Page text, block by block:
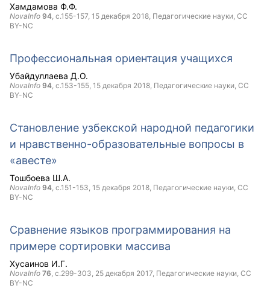
Хамдамова Ф.Ф.
NovaInfo 94, с.155-157, 15 декабря 2018, Педагогические науки, CC
BY-NC
Профессиональная ориентация учащихся
Убайдуллаева Д.О.
NovaInfo 94, с.153-155, 15 декабря 2018, Педагогические науки, CC
BY-NC
Становление узбекской народной педагогики
и нравственно-образовательные вопросы в
«авесте»
Тошбоева Ш.А.
NovaInfo 94, с.151-153, 15 декабря 2018, Педагогические науки, CC
BY-NC
Сравнение языков программирования на
примере сортировки массива
Хусаинов И.Г.
NovaInfo 76, с.299-303, 25 декабря 2017, Педагогические науки, CC
BY-NC